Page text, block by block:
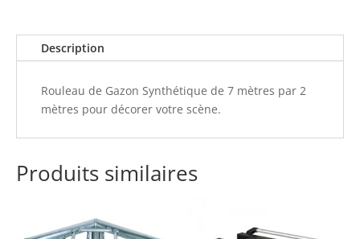
Description
Rouleau de Gazon Synthétique de 7 mètres par 2
mètres pour décorer votre scène.
Produits similaires